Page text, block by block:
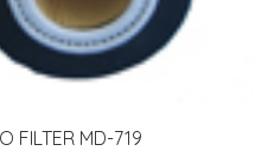
FILTER MD-719